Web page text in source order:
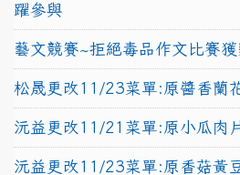
躍參與
藝文競賽~拒絕毒品作文比賽
松晟更改11/23菜單:原醬香蘭
沅益更改11/21菜單:原小瓜肉
沅益更改11/23菜單:原香菇黃